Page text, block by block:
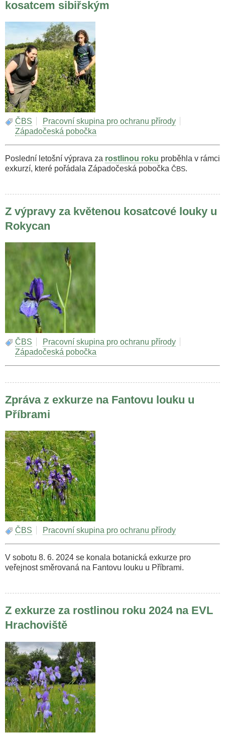
kosatcem sibiřským
ČBS
Pracovní skupina pro ochranu přírody
Západočeská pobočka
Poslední letošní výprava za rostlinou roku proběhla v rámci
exkurzí, které pořádala Západočeská pobočka ČBS.
Z výpravy za květenou kosatcové louky u
Rokycan
ČBS
Pracovní skupina pro ochranu přírody
Západočeská pobočka
Zpráva z exkurze na Fantovu louku u
Příbrami
ČBS Pracovní skupina pro ochranu přírody
V sobotu 8. 6. 2024 se konala botanická exkurze pro
veřejnost směrovaná na Fantovu louku u Příbrami.
Z exkurze za rostlinou roku 2024 na EVL
Hrachoviště